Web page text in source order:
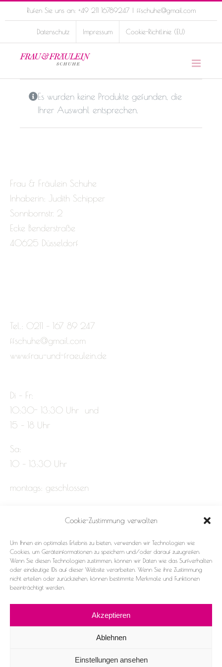
Cookie-Zustimmung verwalten
Um Ihnen ein optimales Erlebnis zu bieten, verwenden wir Technologien wie
Cookies, um Geräteinformationen zu speichern und/oder darauf zuzugreifen.
Wenn Sie diesen Technologien zustimmen, können wir Daten wie das Surfverhalten
oder eindeutige IDs auf dieser Website verarbeiten. Wenn Sie ihre Zustimmung
nicht erteilen oder zurückziehen, können bestimmte Merkmale und Funktionen
beeinträchtigt werden.
Akzeptieren
Ablehnen
Einstellungen ansehen
to
Rufen Sie uns an: +49 211 16789247 | ffschuhe@gmail.com
Datenschutz Impressum Cookie-Richtlinie (EU)
Es wurden keine Produkte gefunden, die
Ihrer Auswahl entsprechen.
Frau & Fräulein Schuhe
Inhaberin: Judith Schipper
Sonnbornstr. 2
Ecke Benderstraße
40625 Düsseldorf
Tel.: 0211 – 167 89 247
ffschuhe@gmail.com
www.frau-und-fraeulein.de
Di – Fr:
10:30- 13:30 Uhr und
15 – 18 Uhr
Sa:
10 – 13:30 Uhr
montags: geschlossen
Datenschutz
Cookie-Richtlinie (EU)